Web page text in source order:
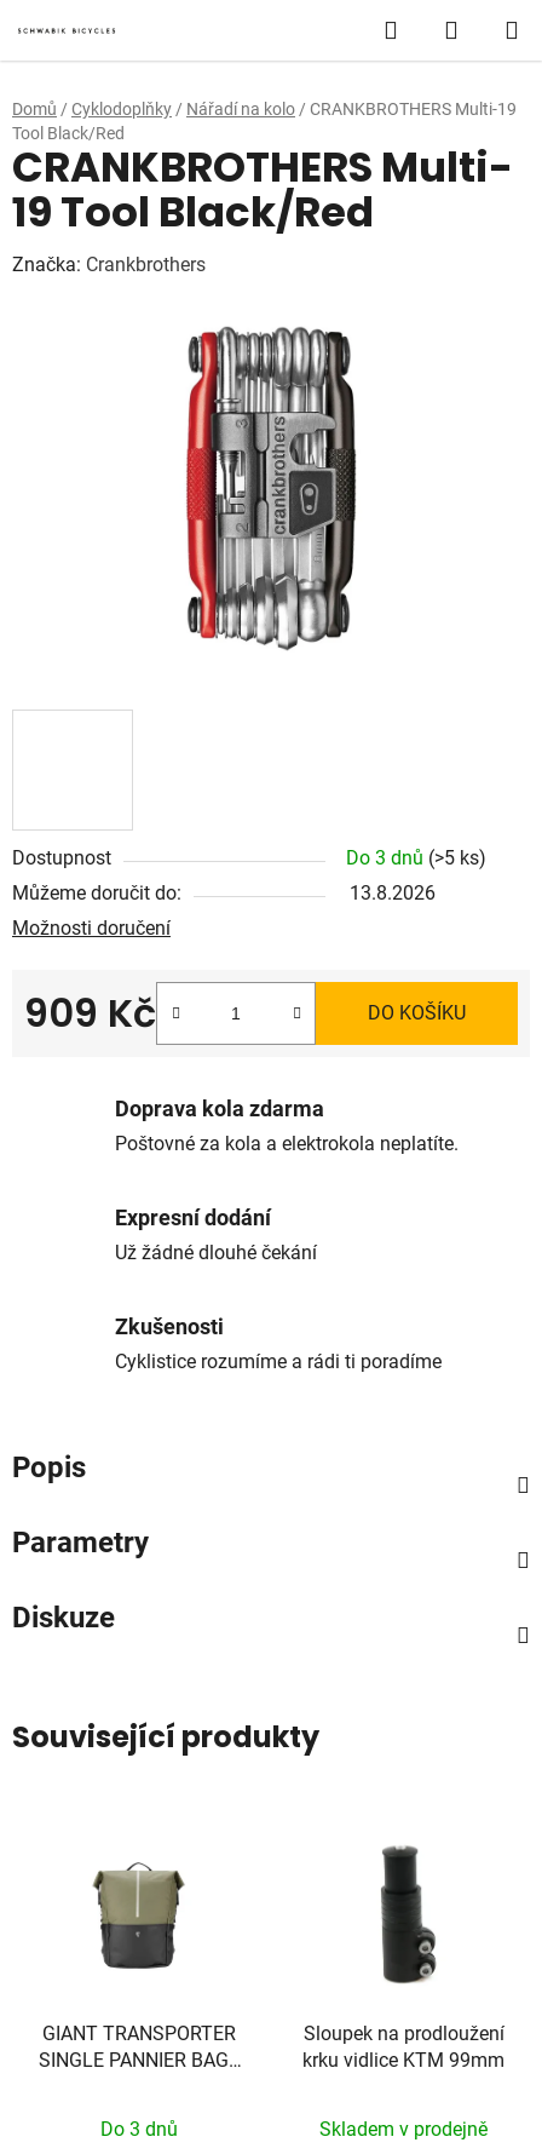
na
obsah
Hledat
KOŠÍK
Domů / Cyklodoplňky / Nářadí na kolo / CRANKBROTHERS Multi-19
Tool Black/Red
Dostupnost Do 3 dnů (>5 ks)
Můžeme doručit do:
13.8.2026
Možnosti doručení
909 Kč DO KOŠÍKU
CRANKBROTHERS Multi-
19 Tool Black/Red
Značka: Crankbrothers
Doprava kola zdarma
Poštovné za kola a elektrokola neplatíte.
Expresní dodání
Už žádné dlouhé čekání
Zkušenosti
Cyklistice rozumíme a rádi ti poradíme
Popis
Parametry
Diskuze
Související produkty
GIANT TRANSPORTER
SINGLE PANNIER BAG -
440000037
Do 3 dnů
Sloupek na prodloužení
krku vidlice KTM 99mm
Skladem v prodejně